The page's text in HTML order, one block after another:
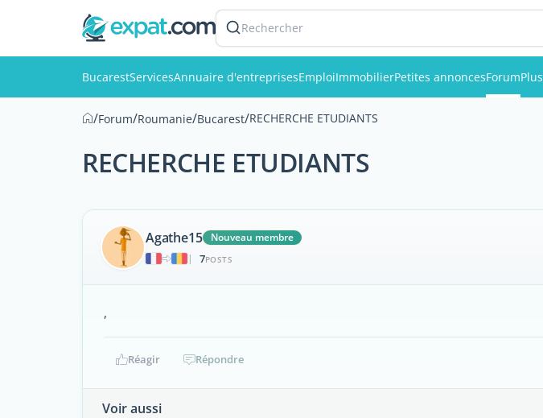
Rechercher
BucarestServicesAnnuaire d'entreprisesEmploiImmobilierPetites annoncesForumPlus
/Forum/Roumanie/Bucarest/RECHERCHE ETUDIANTS
RECHERCHE ETUDIANTS
Agathe15
Nouveau membre
|
7POSTS
,
Réagir Répondre
Voir aussi